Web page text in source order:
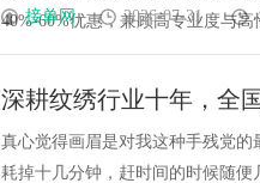
40%-60%优惠，兼顾高专业度与
接单网 2026-07-31
深耕纹绣行业十年，全
永久定妆头部品牌？
真心觉得画眉是对我这种手残党
耗掉十几分钟，赶时间的时候随便